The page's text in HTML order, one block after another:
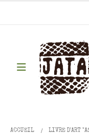
ACCUEIL LIVRE D'ART